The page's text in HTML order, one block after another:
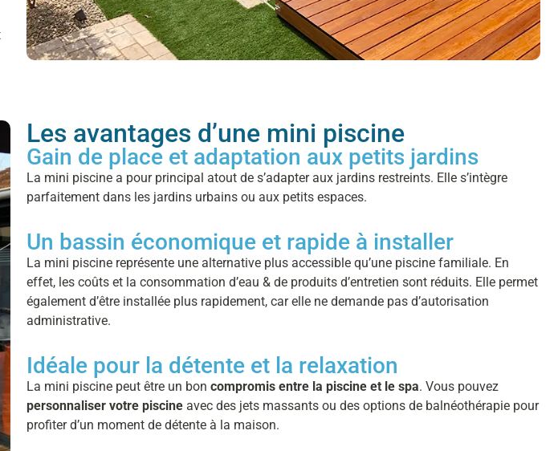
Les avantages d’une mini piscine
Gain de place et adaptation aux petits jardins
La mini piscine a pour principal atout de s’adapter aux jardins restreints. Elle s’intègre
parfaitement dans les jardins urbains ou aux petits espaces.
Un bassin économique et rapide à installer
La mini piscine représente une alternative plus accessible qu’une piscine familiale. En
effet, les coûts et la consommation d’eau & de produits d’entretien sont réduits. Elle permet
également d’être installée plus rapidement, car elle ne demande pas d’autorisation
administrative.
Idéale pour la détente et la relaxation
La mini piscine peut être un bon compromis entre la piscine et le spa. Vous pouvez
personnaliser votre piscine avec des jets massants ou des options de balnéothérapie pour
profiter d’un moment de détente à la maison.